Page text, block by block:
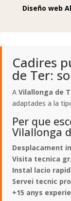
Diseño web
Cadires
de Ter:
A Vilallonga de
adaptades a la
Per que
Vilallonga
Desplacament
Visita tecnica
Instal lacio
Servei tecnic
+15 anys